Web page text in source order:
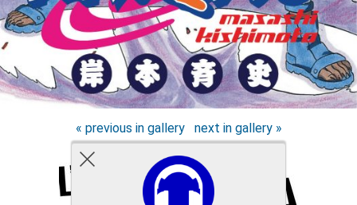
« previous in gallery next in gallery »